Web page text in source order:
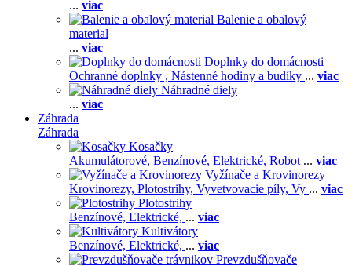
... viac
Balenie a obalový
material
... viac
Doplnky do domácnosti
Ochranné doplnky , Nástenné hodiny a budíky ... viac
Náhradné diely
... viac
Záhrada
Záhrada
Kosačky
Akumulátorové, Benzínové, Elektrické, Robot ... viac
Vyžínače a Krovinorezy
Krovinorezy, Plotostrihy, Vyvetvovacie píly, Vy ... viac
Plotostrihy
Benzínové, Elektrické, ... viac
Kultivátory
Benzínové, Elektrické, ... viac
Prevzdušňovače